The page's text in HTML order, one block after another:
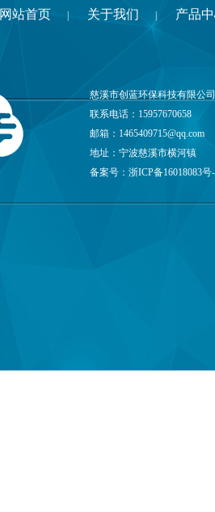
网站首页 关于我们 产品
慈溪市创蓝环保科技有限公
联系电话：15957670658
邮箱： 1465409715@qq.com
地址：宁波慈溪市横河镇
备案号： 浙ICP备16018083号